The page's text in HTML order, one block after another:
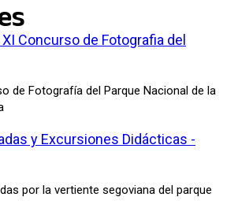
Concurso de Fotografia del
de Fotografía del Parque Nacional de la
y Excursiones Didácticas -
por la vertiente segoviana del parque